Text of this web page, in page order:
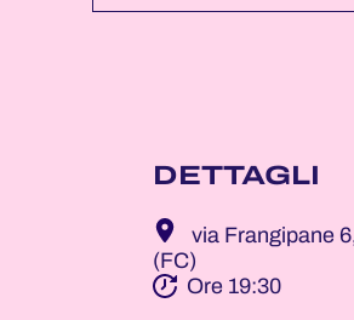
DETTAGLI
via Frangipane
(FC)
Ore 19:30